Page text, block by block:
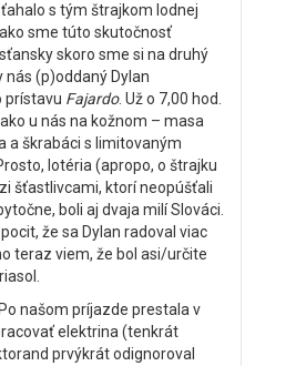
s tým štrajkom lodnej
sme túto skutočnosť
skoro sme si na druhý
nás (p)oddaný Dylan
prístavu Fajardo. Už o 7,00 hod.
u nás na kožnom – masa
a škrabáci s limitovaným
lotéria (apropo, o štrajku
šťastlivcami, ktorí neopúšťali
boli aj dvaja milí Slováci.
že sa Dylan radoval viac
teraz viem, že bol asi/určite
Po našom príjazde prestala v
elektrina (tenkrát
prvýkrát odignoroval